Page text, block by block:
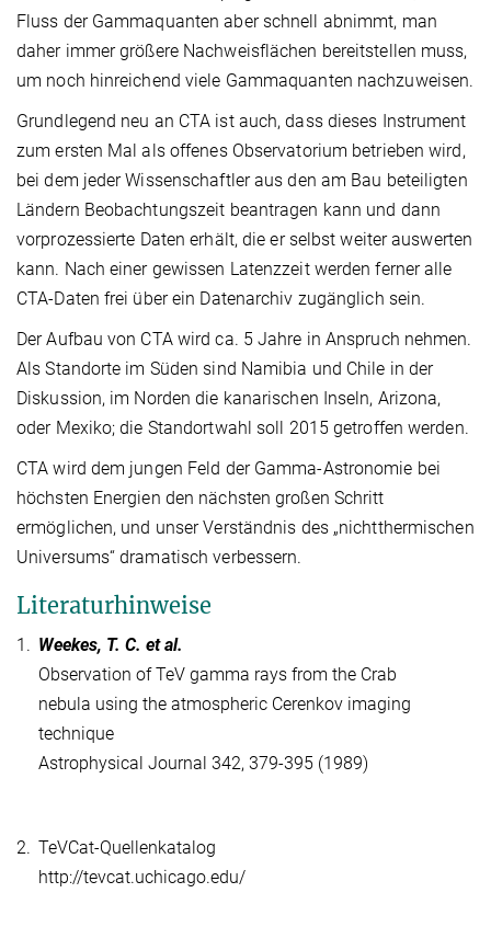
Fluss der Gammaquanten aber schnell abnimmt, man
daher immer größere Nachweisflächen bereitstellen muss,
um noch hinreichend viele Gammaquanten nachzuweisen.
Grundlegend neu an CTA ist auch, dass dieses Instrument
zum ersten Mal als offenes Observatorium betrieben wird,
bei dem jeder Wissenschaftler aus den am Bau beteiligten
Ländern Beobachtungszeit beantragen kann und dann
vorprozessierte Daten erhält, die er selbst weiter auswerten
kann. Nach einer gewissen Latenzzeit werden ferner alle
CTA-Daten frei über ein Datenarchiv zugänglich sein.
Der Aufbau von CTA wird ca. 5 Jahre in Anspruch nehmen.
Als Standorte im Süden sind Namibia und Chile in der
Diskussion, im Norden die kanarischen Inseln, Arizona,
oder Mexiko; die Standortwahl soll 2015 getroffen werden.
CTA wird dem jungen Feld der Gamma-Astronomie bei
höchsten Energien den nächsten großen Schritt
ermöglichen, und unser Verständnis des „nichtthermischen
Universums“ dramatisch verbessern.
Literaturhinweise
1. Weekes, T. C. et al.
Observation of TeV gamma rays from the Crab
nebula using the atmospheric Cerenkov imaging
technique
Astrophysical Journal 342, 379-395 (1989)
2. TeVCat-Quellenkatalog
http://tevcat.uchicago.edu/